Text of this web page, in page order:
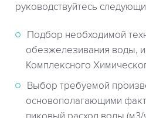
руководствуйтесь
Подбор необходимой
обезжелезивания воды,
Комплексного
Выбор требуемой
основополагающими